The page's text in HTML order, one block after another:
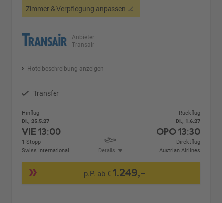
Zimmer & Verpflegung anpassen
Anbieter:
Transair
Hotelbeschreibung anzeigen
Transfer
Hinflug
Di., 25.5.27
VIE13:00
1 Stopp
Swiss International
Details
Rückflug
Di., 1.6.27
OPO13:30
Direktflug
Austrian Airlines
p.P. ab €1.249,-